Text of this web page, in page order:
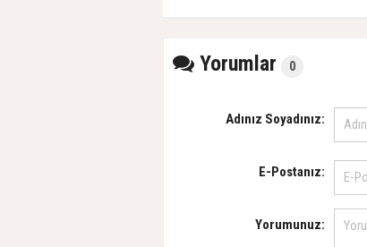
Yorumlar 0
Adınız Soyadınız:
E-Postanız:
Yorumunuz: